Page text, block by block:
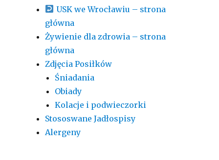
USK we Wrocławiu – strona
główna
Żywienie dla zdrowia – strona
główna
Zdjęcia Posiłków
Śniadania
Obiady
Kolacje i podwieczorki
Stososwane Jadłospisy
Alergeny